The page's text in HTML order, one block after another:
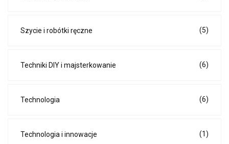
Szycie i robótki ręczne (5)
Techniki DIY i majsterkowanie (6)
Technologia (6)
Technologia i innowacje (1)